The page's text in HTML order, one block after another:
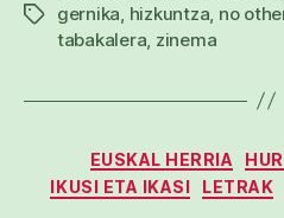
Etiketakgernika hizkuntza no
tabakalera zinema
EUSKAL HERRIA
IKUSI ETA IKASI
LETRAK